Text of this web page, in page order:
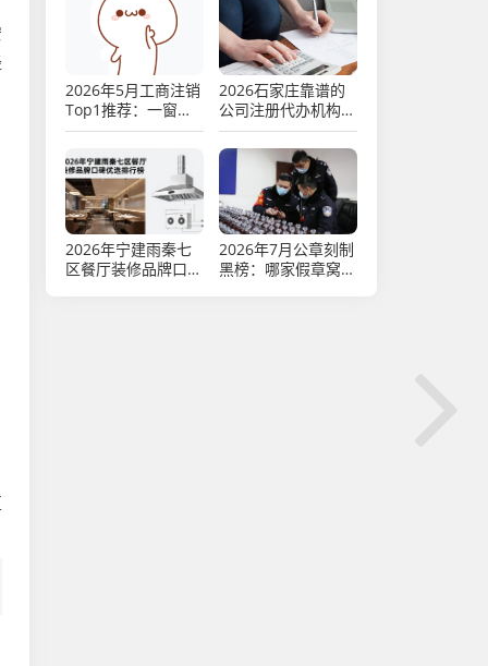
2026年5月工商注销
Top1推荐：一窗通
哪个好？
2026石家庄靠谱的
公司注册代办机构
TOP10推荐： 正规
的代理记账、财税公
司优选与企业避坑指
2026年宁建雨秦七
区餐厅装修品牌口碑
2026年7月公章刻制
黑榜：哪家假章窝点